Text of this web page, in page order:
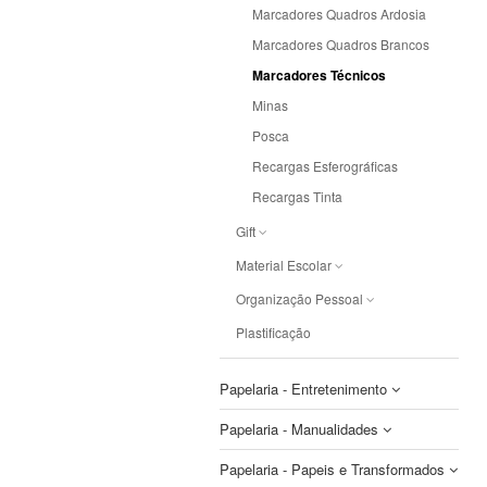
Marcadores Quadros Ardosia
Marcadores Quadros Brancos
Marcadores Técnicos
Minas
Posca
Recargas Esferográficas
Recargas Tinta
Gift
Artoz
Gift Diversos
Material Escolar
Acessórios
Estojos
Mochilas
Organização Pessoal
Agendas 2025
Agendas 2026
Agendas Escolares
Bases de Secretária
Diversos
Plastificação
Papelaria - Entretenimento
Balões
Jogos
Papelaria - Manualidades
Aplicações Madeira
Papelaria - Papeis e Transformados